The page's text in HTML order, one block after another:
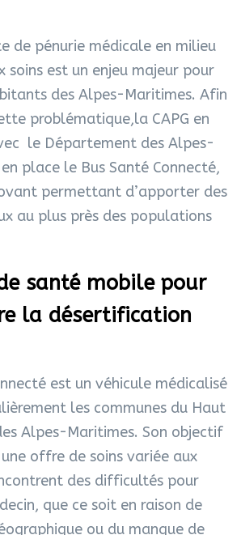
de pénurie médicale en milieu
soins est un enjeu majeur pour
des Alpes-Maritimes. Afin
problématique,la CAPG en
le Département des Alpes-
place le Bus Santé Connecté,
permettant d’apporter des
au plus près des populations
santé mobile pour
la désertification
est un véhicule médicalisé
les communes du Haut
Alpes-Maritimes. Son objectif
offre de soins variée aux
des difficultés pour
que ce soit en raison de
ou du manque de